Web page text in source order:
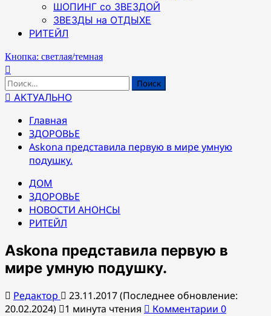
ШОПИНГ со ЗВЕЗДОЙ
ЗВЕЗДЫ на ОТДЫХЕ
РИТЕЙЛ
Кнопка: светлая/темная
Найти:
АКТУАЛЬНО
Главная
ЗДОРОВЬЕ
Askona представила первую в мире умную
подушку.
ДОМ
ЗДОРОВЬЕ
НОВОСТИ АНОНСЫ
РИТЕЙЛ
Askona представила первую в
мире умную подушку.
Редактор
23.11.2017 (Последнее обновление:
20.02.2024)
1 минута чтения
Комментарии 0